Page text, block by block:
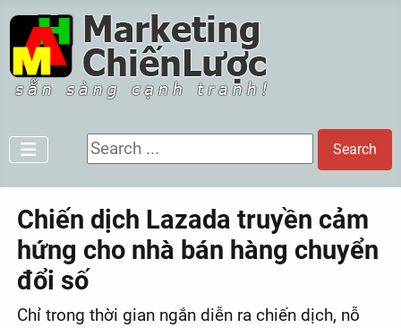
Search ... Search
Chiến dịch Lazada truyền cảm
hứng cho nhà bán hàng chuyển
đổi số
Chỉ trong thời gian ngắn diễn ra chiến dịch, nỗ